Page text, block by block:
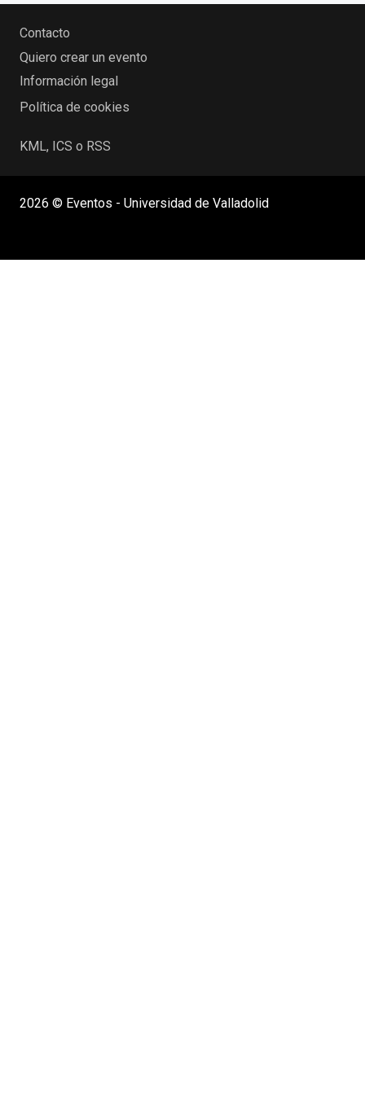
Contacto
Quiero crear un evento
Información legal
Política de cookies
KML, ICS o RSS
2026 © Eventos - Universidad de Valladolid